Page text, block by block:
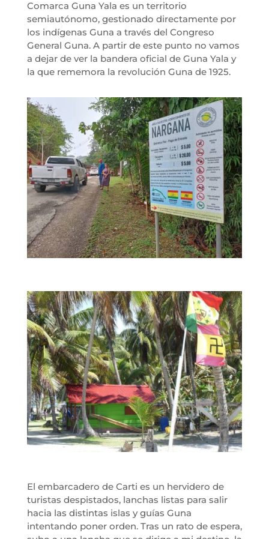
Comarca Guna Yala es un territorio
semiautónomo, gestionado directamente por
los indígenas Guna a través del Congreso
General Guna. A partir de este punto no vamos
a dejar de ver la bandera oficial de Guna Yala y
la que rememora la revolución Guna de 1925.
El embarcadero de Carti es un hervidero de
turistas despistados, lanchas listas para salir
hacia las distintas islas y guías Guna
intentando poner orden. Tras un rato de espera,